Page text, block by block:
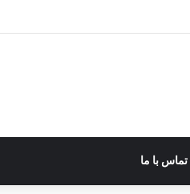
تماس با ما